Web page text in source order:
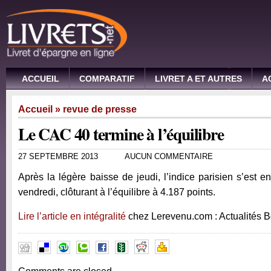
ACCUEIL COMPARATIF LIVRET A ET AUTRES
Accueil » revue de presse
Le CAC 40 termine à l’équilibre
27 SEPTEMBRE 2013 AUCUN COMMENTAIRE
Après la légère baisse de jeudi, l’indice parisien s’est
vendredi, clôturant à l’équilibre à 4.187 points.
Lire l’article en intégralité chez Lerevenu.com : Actualités